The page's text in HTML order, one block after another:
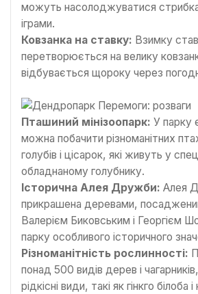
можуть насолоджуватися
іграми.
Ковзанка на ставку: Взимку
перетворюється на велику
відбувається щороку через
Пташиний мінізоопарк: У парку
можна побачити різноманітних
голубів і цісарок, які живуть у
обладнаному голубнику.
Історична Алея Дружби: Алея
прикрашена деревами,
Валерієм Биковським і Георгієм
парку особливого історичного
Різноманітність рослинності:
понад 500 видів дерев і
рідкісні види, такі як гінкго білоба